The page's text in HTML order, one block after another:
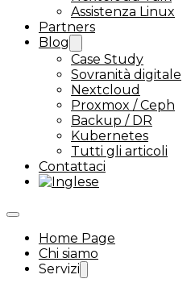
Assistenza Linux
Partners
Blog
Case Study
Sovranità digitale
Nextcloud
Proxmox / Ceph
Backup / DR
Kubernetes
Tutti gli articoli
Contattaci
Home Page
Chi siamo
Servizi